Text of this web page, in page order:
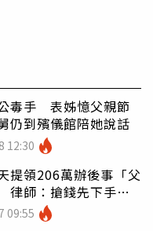
毒手 表姊憶父親節
仍到殯儀館陪她說話
12:30
提領206萬辦後事「父
師：搶錢先下手是
09:55